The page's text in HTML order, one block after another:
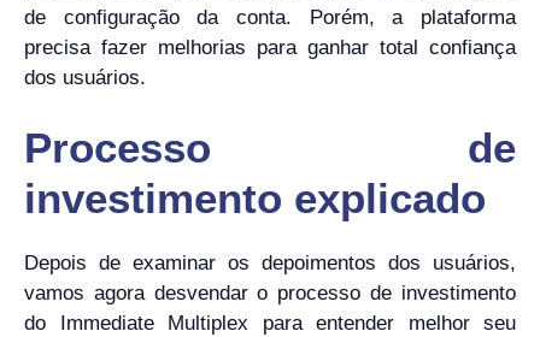
de configuração da conta. Porém, a plataforma
precisa fazer melhorias para ganhar total confiança
dos usuários.
Processo de
investimento explicado
Depois de examinar os depoimentos dos usuários,
vamos agora desvendar o processo de investimento
do Immediate Multiplex para entender melhor seu